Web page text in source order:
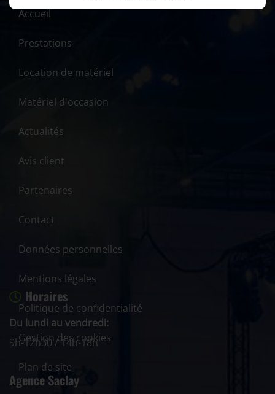
Accueil
Prestations
Location de matériel
Matériel d'occasion
Actualités
Avis client
Partenaires
Contact
Données personnelles
Mentions légales
Politique de confidentialité
Gestion des cookies
Plan de site
Horaires
Du lundi au vendredi:
9h-12h30 / 14h-18h
Agence Saclay